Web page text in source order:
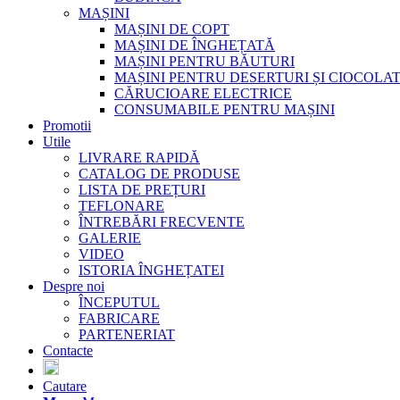
MAȘINI
MAȘINI DE COPT
MAȘINI DE ÎNGHEȚATĂ
MAȘINI PENTRU BĂUTURI
MAȘINI PENTRU DESERTURI ȘI
CĂRUCIOARE ELECTRICE
CONSUMABILE PENTRU MAȘINI
Promotii
Utile
LIVRARE RAPIDĂ
CATALOG DE PRODUSE
LISTA DE PREȚURI
TEFLONARE
ÎNTREBĂRI FRECVENTE
GALERIE
VIDEO
ISTORIA ÎNGHEȚATEI
Despre noi
ÎNCEPUTUL
FABRICARE
PARTENERIAT
Contacte
Cautare